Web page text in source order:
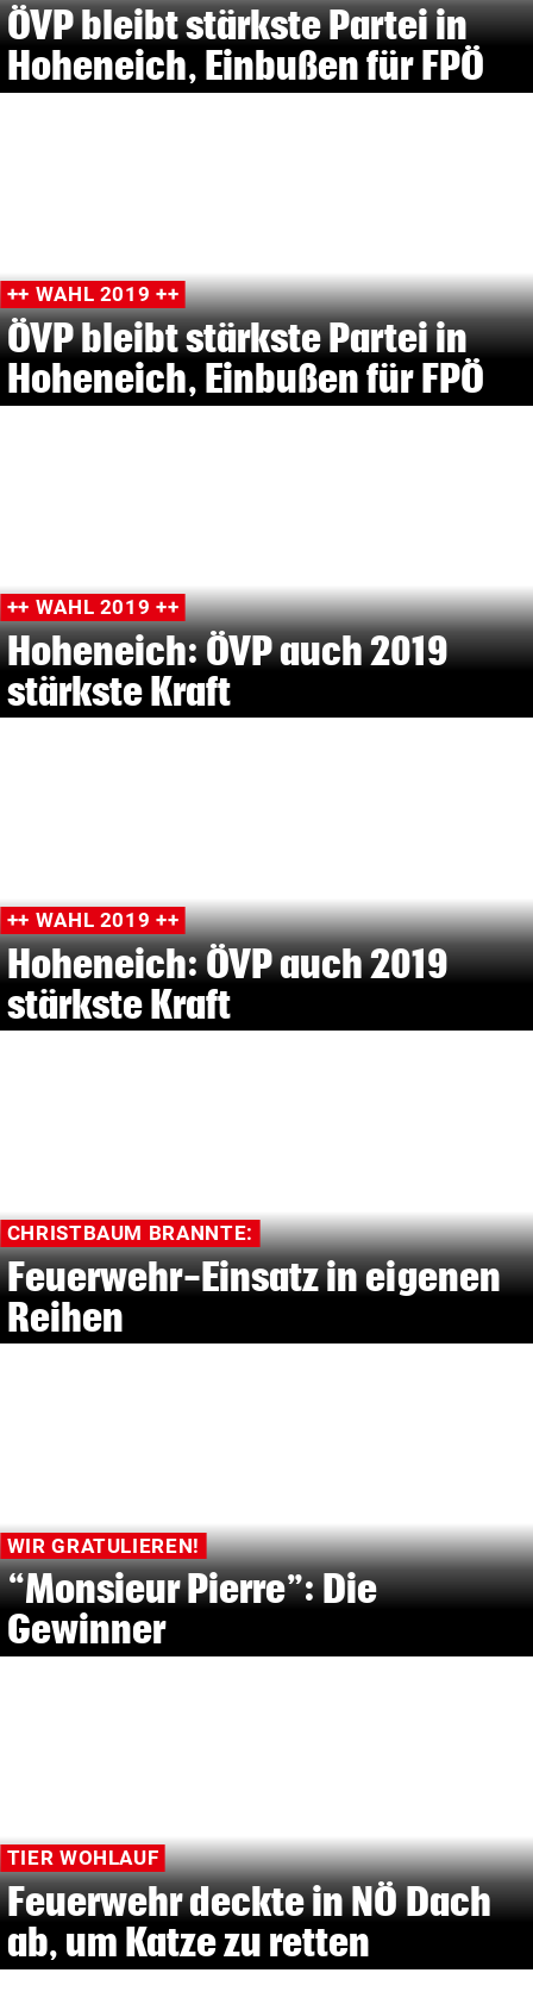
ÖVP bleibt stärkste Partei in
Hoheneich, Einbußen für FPÖ
++ WAHL 2019 ++
ÖVP bleibt stärkste Partei in
Hoheneich, Einbußen für FPÖ
++ WAHL 2019 ++
Hoheneich: ÖVP auch 2019
stärkste Kraft
++ WAHL 2019 ++
Hoheneich: ÖVP auch 2019
stärkste Kraft
CHRISTBAUM BRANNTE:
Feuerwehr-Einsatz in eigenen
Reihen
WIR GRATULIEREN!
“Monsieur Pierre”: Die
Gewinner
TIER WOHLAUF
Feuerwehr deckte in NÖ Dach
ab, um Katze zu retten